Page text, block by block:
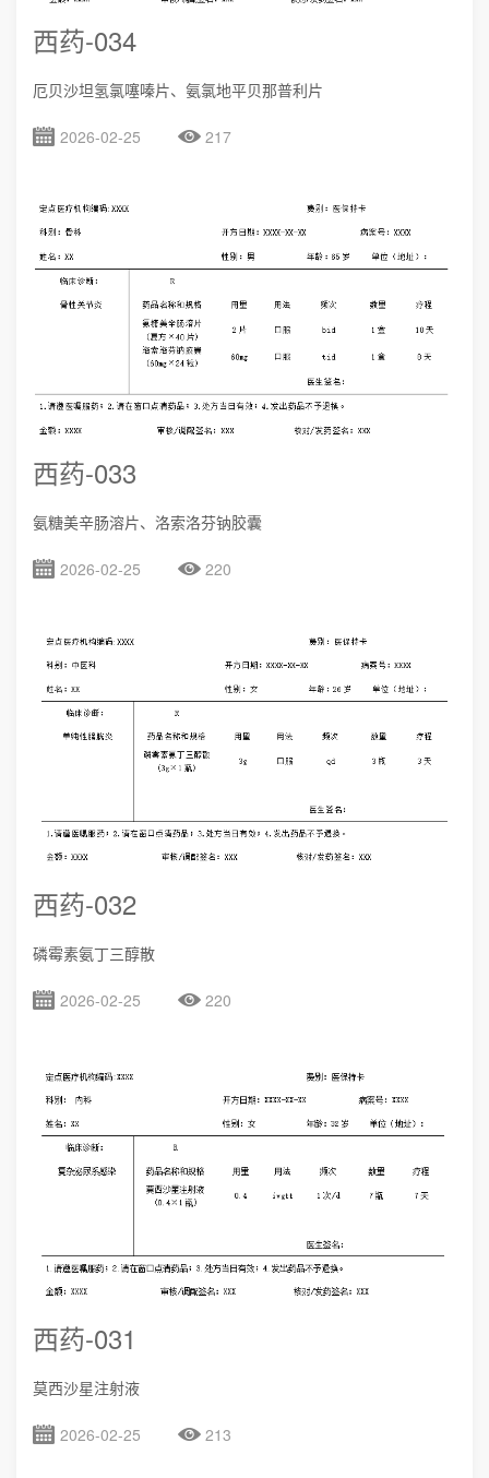
西药-034
厄贝沙坦氢氯噻嗪片、氨氯地平贝那普利片
2026-02-25 217
西药-033
氨糖美辛肠溶片、洛索洛芬钠胶囊
2026-02-25 220
西药-032
磷霉素氨丁三醇散
2026-02-25 220
西药-031
莫西沙星注射液
2026-02-25 213